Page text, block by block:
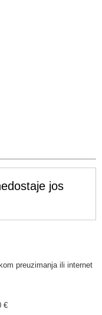
jos
preuzimanja ili internet
€